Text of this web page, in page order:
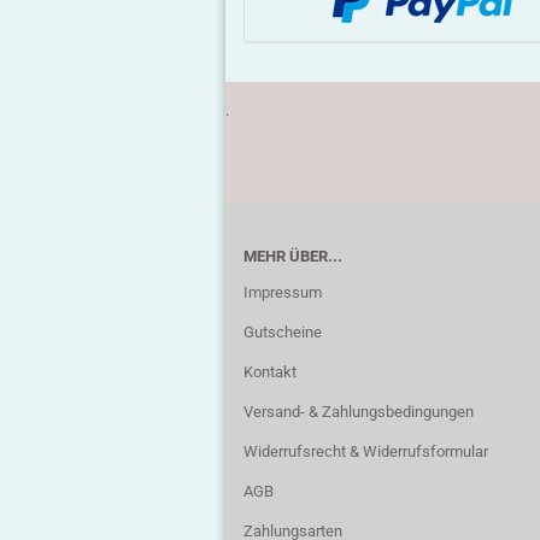
.
MEHR ÜBER...
Impressum
Gutscheine
Kontakt
Versand- & Zahlungsbedingungen
Widerrufsrecht & Widerrufsformular
AGB
Zahlungsarten